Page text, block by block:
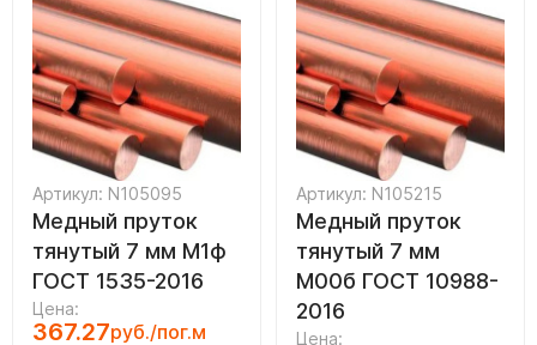
Артикул: N105095
Медный пруток
тянутый 7 мм М1ф
ГОСТ 1535-2016
Цена:
367.27руб./пог.м
Артикул: N105215
Медный пруток
тянутый 7 мм
М00б ГОСТ 10988-
2016
Цена: